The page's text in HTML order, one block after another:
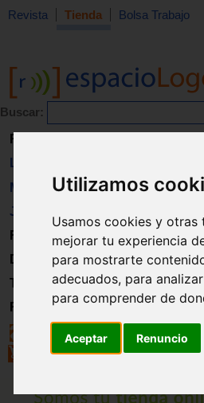
Utilizamos
Usamos cookies y otras
mejorar tu experiencia
para mostrarte
adecuados, para
para comprender de
Aceptar Renuncio
Revista Tienda Bolsa Trabajo
Buscar:
Revista
Libros
Material
Juguetes
Formación
Directorio
Trabajo
Registro